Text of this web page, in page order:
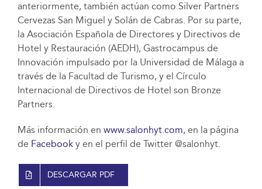
anteriormente, también actúan como Silver Partners
Cervezas San Miguel y Solán de Cabras. Por su parte,
la Asociación Española de Directores y Directivos de
Hotel y Restauración (AEDH), Gastrocampus de
Innovación impulsado por la Universidad de Málaga a
través de la Facultad de Turismo, y el Círculo
Internacional de Directivos de Hotel son Bronze
Partners.
Más información en www.salonhyt.com, en la página
de Facebooky en el perfil de Twitter @salonhyt.
DESCARGAR PDF